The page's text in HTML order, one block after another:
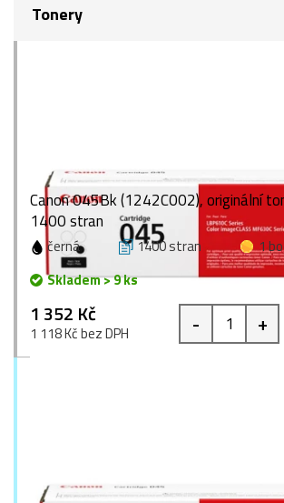
Tonery
Canon 045Bk (1242C002), originální
1400 stran
černá 1400 stran
1
Skladem > 9 ks
1 352 Kč
1 118 Kč bez DPH - +